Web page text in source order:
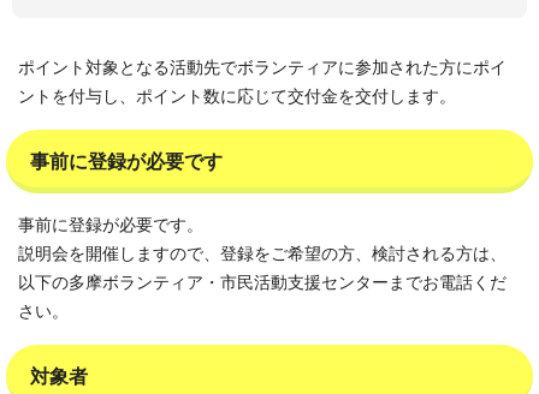
ポイント対象となる活動先でボランティアに参加された方にポイ
ントを付与し、ポイント数に応じて交付金を交付します。
事前に登録が必要です
事前に登録が必要です。
説明会を開催しますので、登録をご希望の方、検討される方は、
以下の多摩ボランティア・市民活動支援センターまでお電話くだ
さい。
対象者